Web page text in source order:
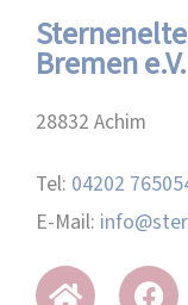
Bremen e.V.
28832 Achim
Tel: 04202
E-Mail: